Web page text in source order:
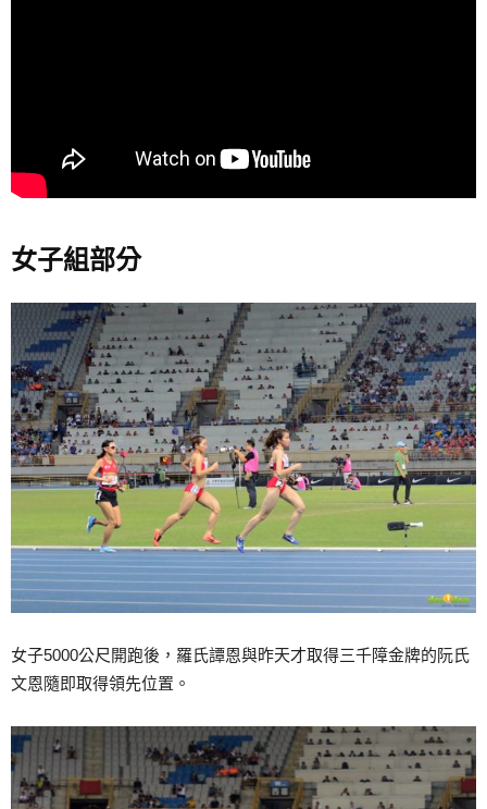
女子組部分
女子5000公尺開跑後，羅氏譚恩與昨天才取得三千障金牌的阮氏
文恩隨即取得領先位置。